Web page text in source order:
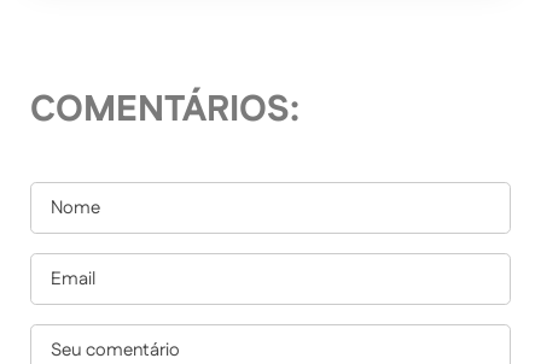
COMENTÁRIOS: